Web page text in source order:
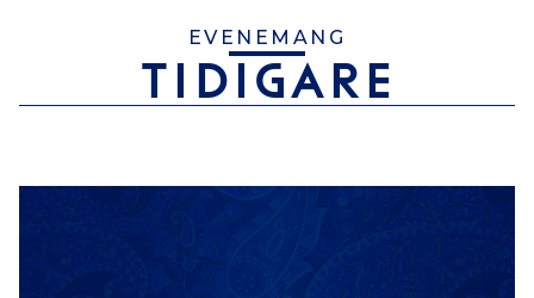
EVENEMANG
TIDIGARE